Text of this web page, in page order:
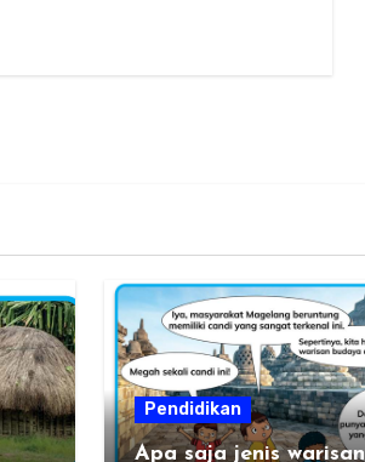
Pendidikan
Apa saja jenis warisan